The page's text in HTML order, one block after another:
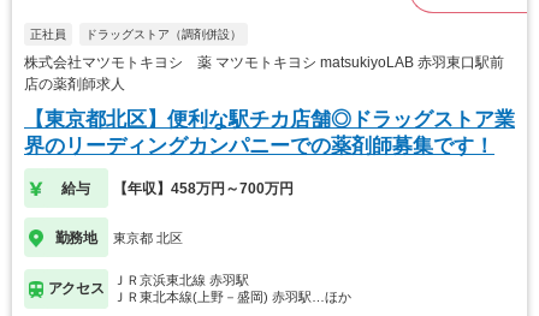
正社員 ドラッグストア（調剤併設）
株式会社マツモトキヨシ 薬 マツモトキヨシ matsukiyoLAB 赤羽東口駅前
店の薬剤師求人
【東京都北区】便利な駅チカ店舗◎ドラッグストア業
界のリーディングカンパニーでの薬剤師募集です！
給与 【年収】458万円～700万円
勤務地 東京都 北区
アクセス
ＪＲ京浜東北線 赤羽駅
ＪＲ東北本線(上野－盛岡) 赤羽駅…ほか